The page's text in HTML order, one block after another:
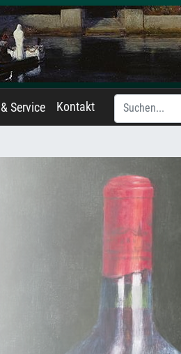
Service Kontakt